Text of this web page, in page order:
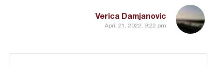
Verica Damjanovic
April 21, 2022, 9:22 pm